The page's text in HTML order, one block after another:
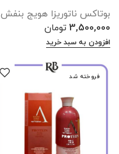
بوتاکس ناتوریزا هویج بنفش
3,500,000 تومان
افزودن به سبد خرید
فروخته شد